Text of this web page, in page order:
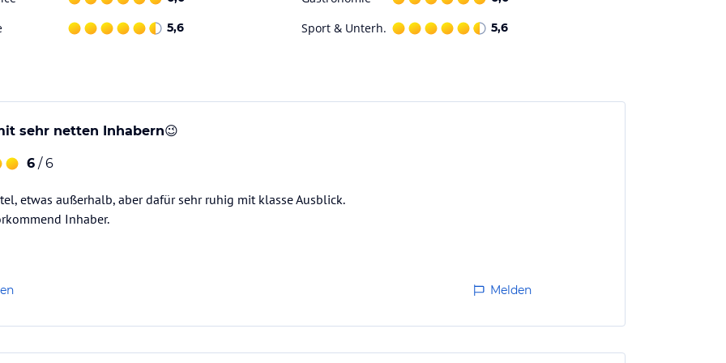
und Produkten stehen, sind wir
Die Umgebung eignet sich ideal zum
Alle Angaben ohne
die verbindlichen
5,6 Sport & Unterh. 5,6
sehr netten Inhabern😉
6 / 6
etwas außerhalb, aber dafür sehr ruhig mit klasse Ausblick.
Inhaber.
Melden